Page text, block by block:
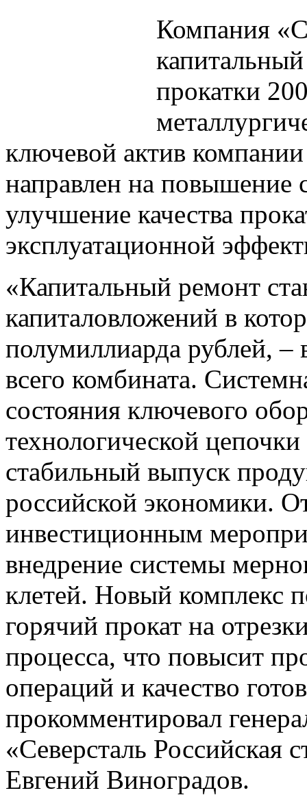
Компания
прокатки
ключевой актив
направлен на повышение
улучшение качества
эксплуатационной
«Капитальный ремонт
капиталовложений в
полумиллиарда рублей, –
всего комбината.
состояния ключевого
технологической цепочки
стабильный выпуск
российской экономики.
инвестиционным
внедрение системы
клетей. Новый комплекс
горячий прокат на
процесса, что повысит
операций и качество
прокомментировал
«Северсталь Российская
Евгений Виноградов.